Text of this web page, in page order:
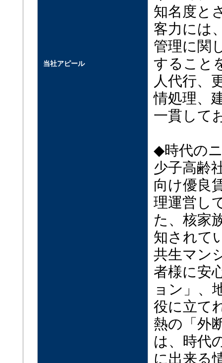
当社アピール
知名度と
客力には
管理に関
すること
人代行、
情処理、
一貫して
◆時代の
少子高齢
向け優良
理運営し
た、核家
知されて
共生マン
者様に安
ョン」、
役に立て
熱の「外
は、時代
に出来る